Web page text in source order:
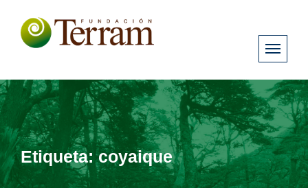
Etiqueta:coyaique